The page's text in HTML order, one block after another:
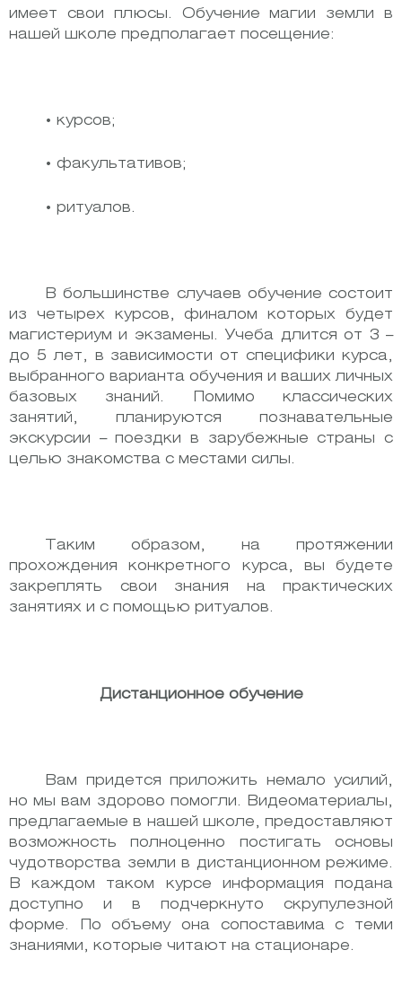
имеет свои плюсы. Обучение магии земли в
нашей школе предполагает посещение:
• курсов;
• факультативов;
• ритуалов.
В большинстве случаев обучение состоит
из четырех курсов, финалом которых будет
магистериум и экзамены. Учеба длится от 3 –
до 5 лет, в зависимости от специфики курса,
выбранного варианта обучения и ваших личных
базовых знаний. Помимо классических
занятий, планируются познавательные
экскурсии – поездки в зарубежные страны с
целью знакомства с местами силы.
Таким образом, на протяжении
прохождения конкретного курса, вы будете
закреплять свои знания на практических
занятиях и с помощью ритуалов.
Дистанционное обучение
Вам придется приложить немало усилий,
но мы вам здорово помогли. Видеоматериалы,
предлагаемые в нашей школе, предоставляют
возможность полноценно постигать основы
чудотворства земли в дистанционном режиме.
В каждом таком курсе информация подана
доступно и в подчеркнуто скрупулезной
форме. По объему она сопоставима с теми
знаниями, которые читают на стационаре.